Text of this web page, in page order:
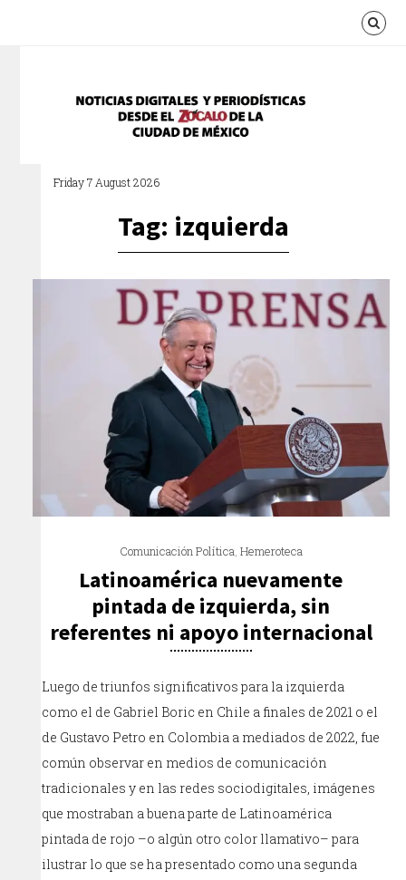
Friday 7 August 2026
Tag: izquierda
Comunicación Política, Hemeroteca
Latinoamérica nuevamente
pintada de izquierda, sin
referentes ni apoyo internacional
Luego de triunfos significativos para la izquierda
como el de Gabriel Boric en Chile a finales de 2021 o el
de Gustavo Petro en Colombia a mediados de 2022, fue
común observar en medios de comunicación
tradicionales y en las redes sociodigitales, imágenes
que mostraban a buena parte de Latinoamérica
pintada de rojo –o algún otro color llamativo– para
ilustrar lo que se ha presentado como una segunda